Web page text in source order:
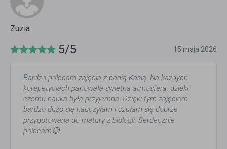
Zuzia
5/5 15 maja 2026
Bardzo polecam zajęcia z panią Kasią. Na każdych
korepetycjach panowała świetna atmosfera, dzięki
czemu nauka była przyjemna. Dzięki tym zajęciom
bardzo dużo się nauczyłam i czułam się dobrze
przygotowana do matury z biologii. Serdecznie
polecam😊